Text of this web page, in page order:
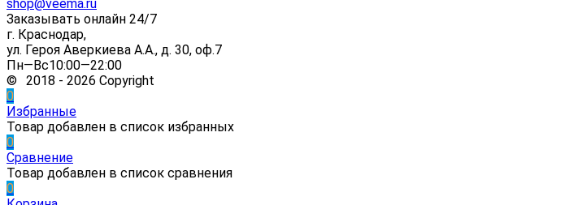
shop@veema.ru
Заказывать онлайн 24/7
г. Краснодар,
ул. Героя Аверкиева А.А., д. 30, оф.7
Пн—Вс10:00—22:00
© 2018 - 2026 Copyright
0
Избранные
Товар добавлен в список избранных
0
Сравнение
Товар добавлен в список сравнения
0